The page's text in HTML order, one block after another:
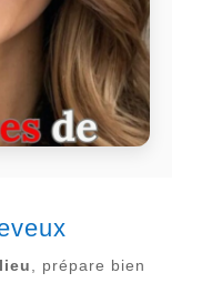
, prépare bien